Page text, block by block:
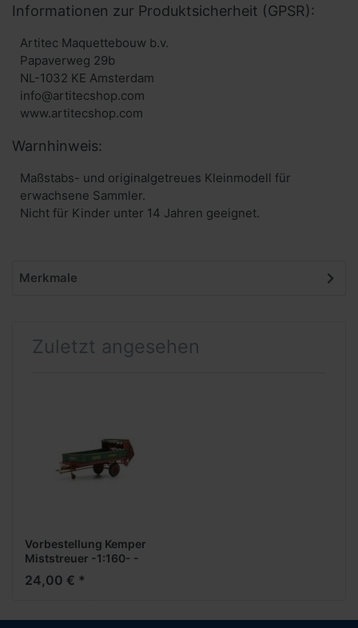
Informationen zur Produktsicherheit (GPSR):
Artitec Maquettebouw b.v.
Papaverweg 29b
NL-1032 KE Amsterdam
info@artitecshop.com
Warnhinweis:
Maßstabs- und originalgetreues Kleinmodell für
erwachsene Sammler.
Nicht für Kinder unter 14 Jahren geeignet.
Merkmale
Zuletzt angesehen
Vorbestellung Kemper
Miststreuer -1:160- -
Fertigmodell- ***Messe
NH 2026***
24,00 € *